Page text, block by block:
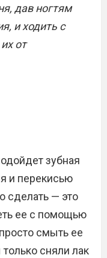
дав ногтям
и ходить с
от
зубная
и перекисью
сделать — это
ее с помощью
смыть ее
сняли лак